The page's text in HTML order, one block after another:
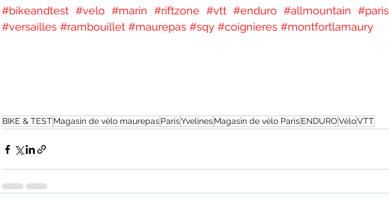
#bikeandtest #velo #marin #riftzone #vtt #enduro #allmountain #paris
#versailles #rambouillet #maurepas #sqy #coignieres #montfortlamaury
BIKE & TESTMagasin de vélo maurepasParisYvelinesMagasin de vélo ParisENDUROVéloVTT